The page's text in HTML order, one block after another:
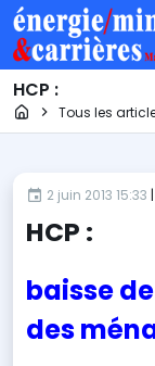
HCP :
Page d'accueil
Tous les
2 juin 2013 15:33 |
HCP :
baisse
des